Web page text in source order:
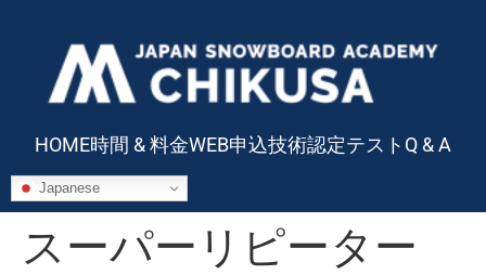
HOME時間 & 料金WEB申込技術認定テスト Q & A
Japanese
スーパーリピーター